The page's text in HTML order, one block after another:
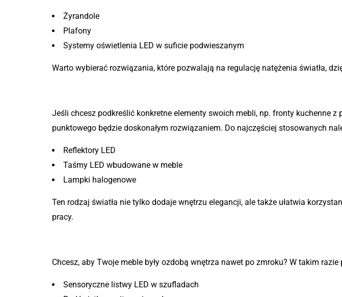
Żyrandole
Plafony
Systemy oświetlenia LED w suficie podwieszanym
Warto wybierać rozwiązania, które pozwalają na regulację natężenia światła,
Jeśli chcesz podkreślić konkretne elementy swoich mebli, np. fronty kuchenne
punktowego będzie doskonałym rozwiązaniem. Do najczęściej stosowanych
Reflektory LED
Taśmy LED wbudowane w meble
Lampki halogenowe
Ten rodzaj światła nie tylko dodaje wnętrzu elegancji, ale także ułatwia
pracy.
Chcesz, aby Twoje meble były ozdobą wnętrza nawet po zmroku? W takim
Sensoryczne listwy LED w szufladach